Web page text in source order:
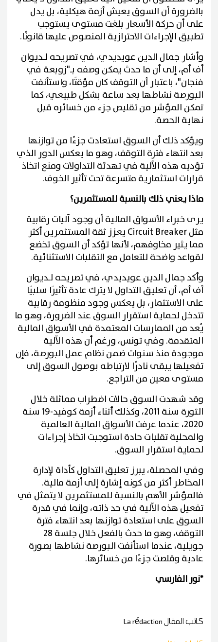
بالضرورة أن السوق يعيش أزمة هيكلية، بل يدل
على أن حركة الأسعار بلغت مستوى يستوجب
تطبيق الإجراءات الاحترازية المنصوص عليها قانونًا.
وأشار جمال الدين عويديدي، في تصريحه لـديوان
أف أم، إلى أن ما حدث يمكن وصفه بـ"زوبعة في
فنجان"، باعتبار أن التوقف كان مؤقتًا، واستأنفت
البورصة نشاطها بعد ساعة بشكل طبيعي، كما
تمكن المؤشر من تقليص جزء من خسائره قبل
نهاية الحصة.
ويؤكد ذلك أن السوق استعادت جزءًا من توازنها
بعد انتهاء فترة التوقف، وهو ما يعكس الدور الذي
تؤديه هذه الآلية في تهدئة التداولات ومنع اتخاذ
قرارات استثمارية متسرعة تحت تأثير الخوف.
ماذا يعني ذلك بالنسبة للمستثمرين؟
يرى خبراء الأسواق المالية أن وجود آليات رقابية
مثل Circuit Breaker يعزز ثقة المستثمرين أكثر
مما يثير مخاوفهم، لأنها تؤكد أن السوق تخضع
لقواعد واضحة للتعامل مع التقلبات الاستثنائية.
وأكد جمال الدين عويديدي، في تصريحه لـديوان
أف أم، أن تعليق التداول لا يترك عادة تأثيرًا سلبيًا
على الاستثمار، بل يعكس وجود منظومة رقابية
تتدخل لحماية استقرار السوق عند الضرورة، وهو ما
يُعد من الممارسات المعتمدة في الأسواق المالية
المتقدمة. وفي تونس، ورغم أن هذه الآلية
موجودة منذ سنوات ضمن نظام عمل البورصة، فإن
تفعيلها يبقى نادرًا لارتباطه بوصول السوق إلى
مستوى معين من التراجع.
وقد شهدت السوق حالات اضطراب مماثلة خلال
الثورة سنة 2011، وكذلك أثناء أزمة كوفيد-19 سنة
2020، عندما عرفت الأسواق المالية العالمية
والمحلية تقلبات حادة استوجبت اتخاذ إجراءات
لحماية استقرار السوق.
وفي المحصلة، يبرز تعليق التداول كأداة لإدارة
المخاطر أكثر من كونه إشارة إلى أزمة مالية.
فالمؤشر الأهم بالنسبة للمستثمرين لا يتمثل في
تفعيل هذه الآلية في حد ذاته، وإنما في قدرة
السوق على استعادة توازنها بعد انتهاء فترة
التوقف، وهو ما حدث بالفعل خلال جلسة 28
جويلية، عندما استأنفت البورصة نشاطها بصورة
عادية وقلصت جزءًا من خسائرها.
*نور الفارسي
كاتب المقالLa rédaction